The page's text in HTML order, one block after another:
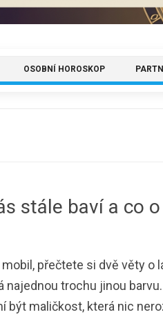
OSOBNÍ HOROSKOP
stále baví a co
přečtete si dvě věty o
najednou trochu jinou barvu.
být maličkost, která nic